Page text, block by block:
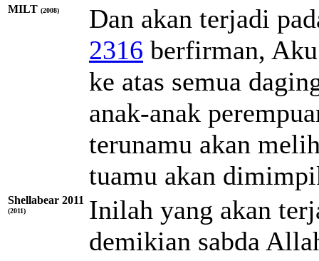
MILT (2008)
Dan akan terjadi
2316 berfirman,
ke atas semua
anak-anak
terunamu akan
tuamu akan
Shellabear 2011
(2011)
Inilah yang akan
demikian sabda